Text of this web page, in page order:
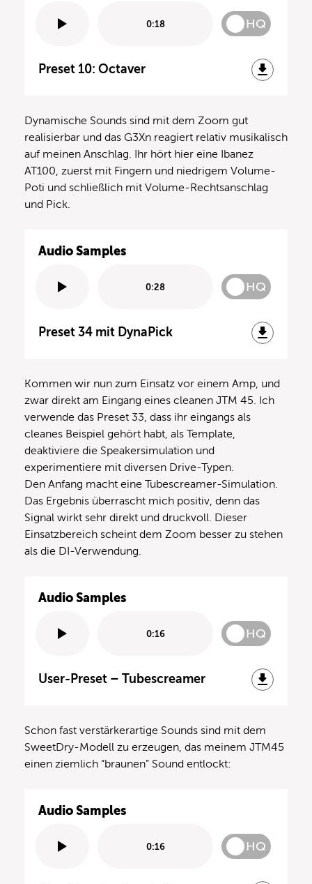
0:18 HQ
Preset 10: Octaver
Dynamische Sounds sind mit dem Zoom gut
realisierbar und das G3Xn reagiert relativ musikalisch
auf meinen Anschlag. Ihr hört hier eine Ibanez
AT100, zuerst mit Fingern und niedrigem Volume-
Poti und schließlich mit Volume-Rechtsanschlag
und Pick.
Audio Samples
0:28 HQ
Preset 34 mit DynaPick
Kommen wir nun zum Einsatz vor einem Amp, und
zwar direkt am Eingang eines cleanen JTM 45. Ich
verwende das Preset 33, dass ihr eingangs als
cleanes Beispiel gehört habt, als Template,
deaktiviere die Speakersimulation und
experimentiere mit diversen Drive-Typen.
Den Anfang macht eine Tubescreamer-Simulation.
Das Ergebnis überrascht mich positiv, denn das
Signal wirkt sehr direkt und druckvoll. Dieser
Einsatzbereich scheint dem Zoom besser zu stehen
als die DI-Verwendung.
Audio Samples
0:16 HQ
User-Preset – Tubescreamer
Schon fast verstärkerartige Sounds sind mit dem
SweetDry-Modell zu erzeugen, das meinem JTM45
einen ziemlich “braunen” Sound entlockt:
Audio Samples
0:16 HQ